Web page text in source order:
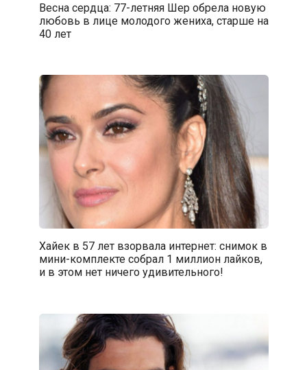
Весна сердца: 77-летняя Шер обрела новую
любовь в лице молодого жениха, старше на
40 лет
Хайек в 57 лет взорвала интернет: снимок в
мини-комплекте собрал 1 миллион лайков,
и в этом нет ничего удивительного!